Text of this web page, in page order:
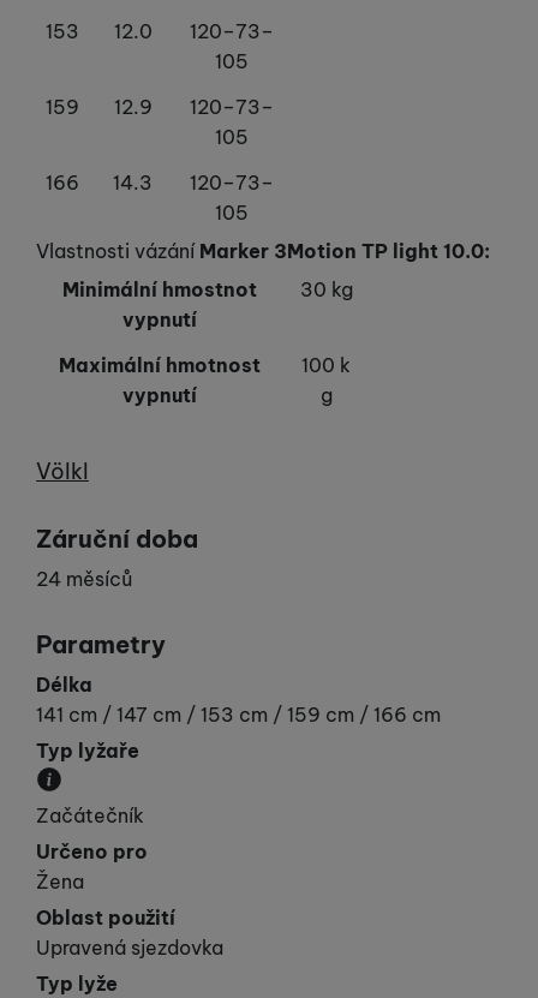
153
12.0
120–73–
105
159
12.9
120–73–
105
166
14.3
120–73–
105
Vlastnosti vázání Marker 3Motion TP light 10.0:
Minimální hmostnot
vypnutí
30 kg
Maximální hmotnost
vypnutí
100 k
g
Výrobce
Völkl
Záruční doba
24 měsíců
Parametry
Délka
141 cm / 147 cm / 153 cm / 159 cm / 166 cm
Typ lyžaře
Udává vaší „výkonnost“.
Začátečník
Určeno pro
Žena
Oblast použití
Upravená sjezdovka
Typ lyže